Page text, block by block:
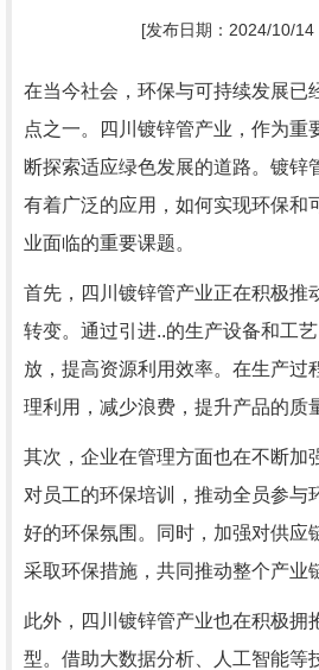
[发布日期：2024/10/14
在当今社会，环保与可持续发展已
点之一。四川镀锌管产业，作为重
断探索适应绿色发展的道路。镀锌
有着广泛的应用，如何实现环保和
业面临的重要课题。
首先，四川镀锌管产业正在积极推
转变。通过引进..的生产设备和工
放，提高资源利用效率。在生产过
理利用，减少浪费，提升产品的质
其次，企业在管理方面也在不断加
对员工的环保培训，推动全员参与
好的环保氛围。同时，加强对供应
采取环保措施，共同推动整个产业
此外，四川镀锌管产业也在积极拥
型。借助大数据分析、人工智能等